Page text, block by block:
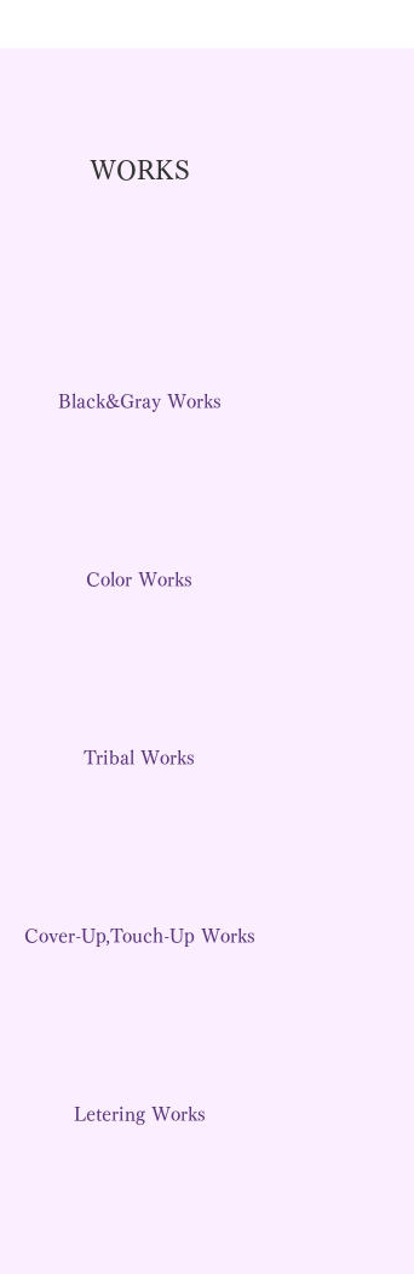
WORKS
Black&Gray Works
Color Works
Tribal Works
Cover-Up,Touch-Up Works
Letering Works